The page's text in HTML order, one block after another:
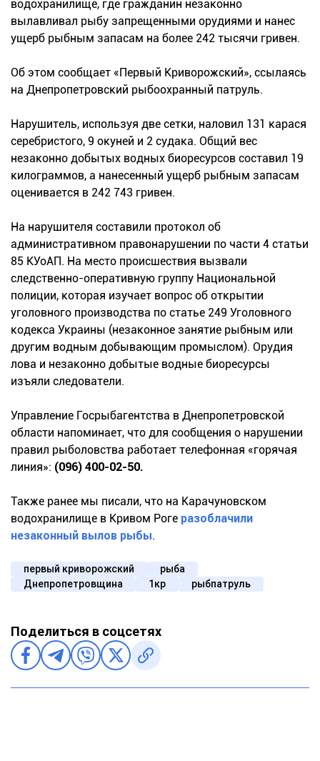
водохранилище, где гражданин незаконно
вылавливал рыбу запрещенными орудиями и нанес
ущерб рыбным запасам на более 242 тысячи гривен.
Об этом сообщает «Первый Криворожский», ссылаясь
на Днепропетровский рыбоохранный патруль.
Нарушитель, используя две сетки, наловил 131 карася
серебристого, 9 окуней и 2 судака. Общий вес
незаконно добытых водных биоресурсов составил 19
килограммов, а нанесенный ущерб рыбным запасам
оценивается в 242 743 гривен.
На нарушителя составили протокол об
административном правонарушении по части 4 статьи
85 КУоАП. На место происшествия вызвали
следственно-оперативную группу Национальной
полиции, которая изучает вопрос об открытии
уголовного производства по статье 249 Уголовного
кодекса Украины (незаконное занятие рыбным или
другим водным добывающим промыслом). Орудия
лова и незаконно добытые водные биоресурсы
изъяли следователи.
Управление Госрыбагентства в Днепропетровской
области напоминает, что для сообщения о нарушении
правил рыболовства работает телефонная «горячая
линия»: (096) 400-02-50.
Также ранее мы писали, что на Карачуновском
водохранилище в Кривом Роге разоблачили
незаконный вылов рыбы.
первый криворожский
рыба
Днепропетровщина
1кр рыбпатруль
Поделиться в соцсетях